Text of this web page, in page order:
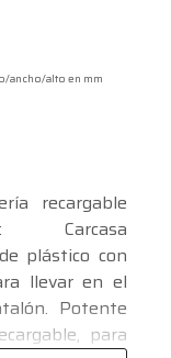
ancho/alto en mm
recargable
Carcasa
plástico con
llevar en el
Potente
para